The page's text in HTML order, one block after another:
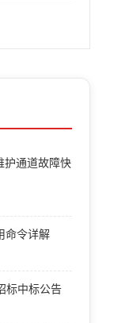
护通道故障快
命令详解
标中标公告